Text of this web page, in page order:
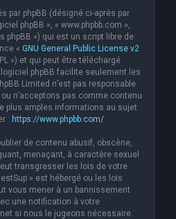
par phpBB (désigné ci-après par
phpBB », « www.phpbb.com »,
phpBB ») qui est un script libre de
« GNU General Public License v2
») et qui peut être téléchargé
logiciel phpBB facilite seulement les
Limited n’est pas responsable
n’acceptons pas comme contenu
plus amples informations au sujet
: https://www.phpbb.com/.
de contenu abusif, obscène,
menaçant, à caractère sexuel
transgresser les lois de votre
» est hébergé ou les lois
vous mener à un bannissement
une notification à votre
si nous le jugeons nécessaire.